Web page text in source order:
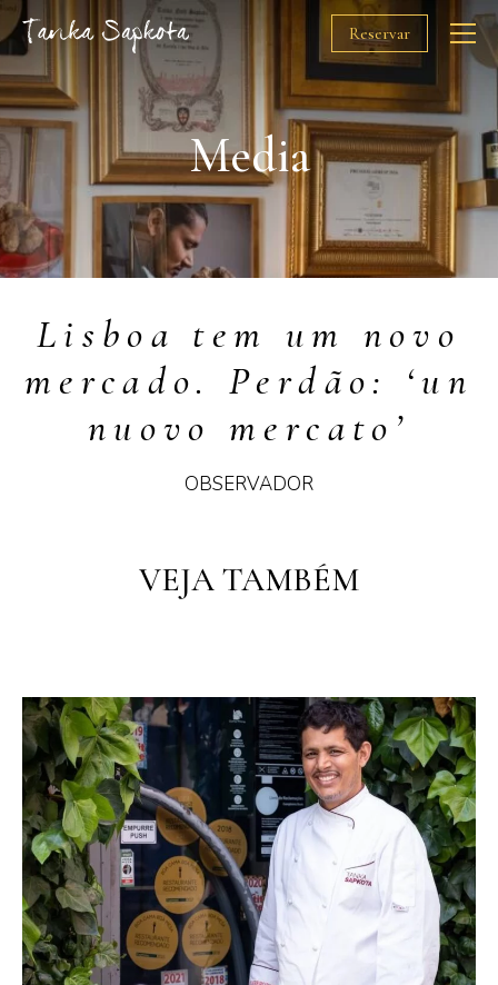
Reservar
O Chef
Restaurantes
Prémios
Solidariedade
Media
PT
Media
Lisboa tem um novo
mercado. Perdão: ‘un
nuovo mercato’
OBSERVADOR
VEJA TAMBÉM